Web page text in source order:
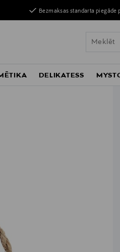
Bezmaksas standarta piegāde
DELIKATESS